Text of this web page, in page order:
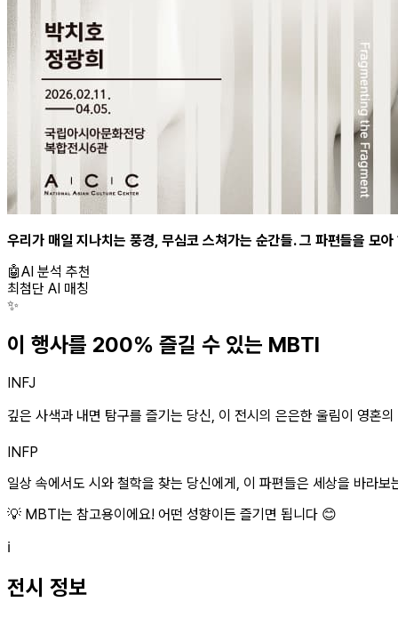
우리가 매일 지나치는 풍경, 무심코 스쳐가는 순간들. 그 파편들을 모
🤖AI 분석 추천
최첨단 AI 매칭
✨
이 행사를 200% 즐길 수 있는 MBTI
INFJ
깊은 사색과 내면 탐구를 즐기는 당신, 이 전시의 은은한 울림이 영혼
INFP
일상 속에서도 시와 철학을 찾는 당신에게, 이 파편들은 세상을 바라
💡 MBTI는 참고용이에요! 어떤 성향이든 즐기면 됩니다 😊
ℹ️
전시 정보